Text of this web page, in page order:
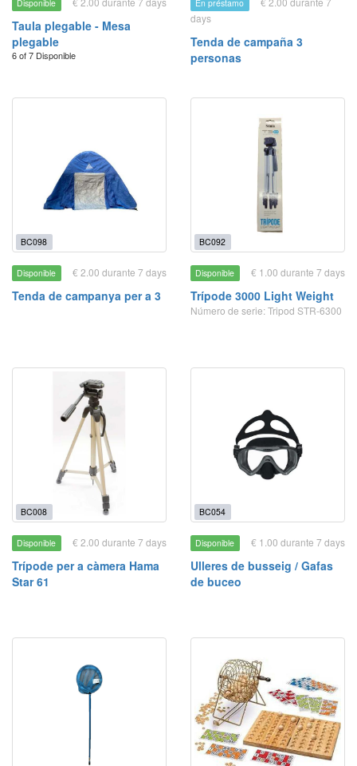
Disponible
Taula plegable - Mesa
plegable
6 of 7 Disponible
En préstamo
days
Tenda de campaña 3
personas
BC098
Disponible € 2.00 durante 7 days
Tenda de campanya per a 3
BC092
Disponible € 1.00 durante 7 days
Trípode 3000 Light Weight
Número de serie: Tripod STR-6300
BC008
Disponible € 2.00 durante 7 days
Trípode per a càmera Hama
Star 61
BC054
Disponible € 1.00 durante 7 days
Ulleres de busseig / Gafas
de buceo